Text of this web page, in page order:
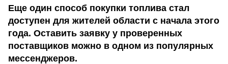
Еще один способ покупки топлива стал
доступен для жителей области с начала этого
года. Оставить заявку у проверенных
поставщиков можно в одном из популярных
мессенджеров.